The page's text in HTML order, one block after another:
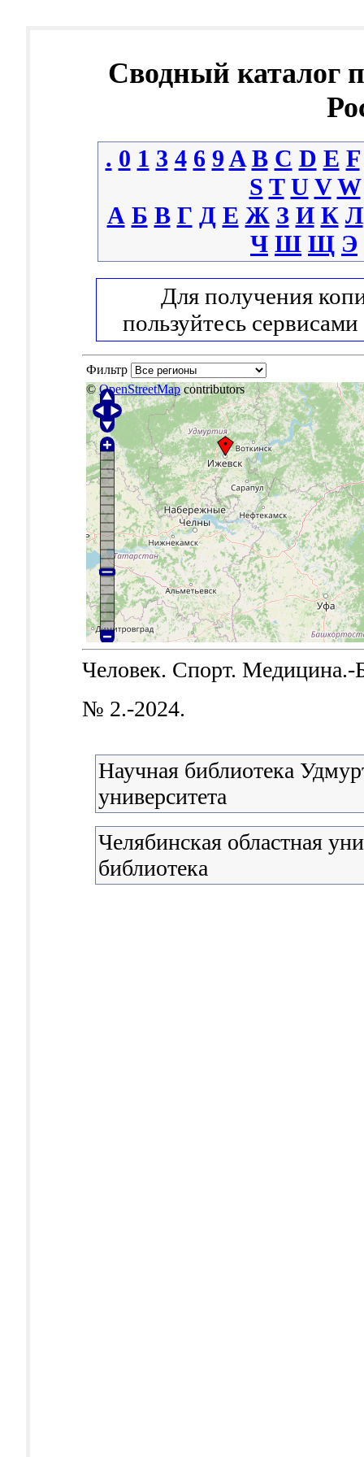
Сводный каталог
. 0 1 3 4 6 9 A B C D E F
S T U V W
А Б В Г Д Е Ж З И К Л
Ч Ш Щ Э
Для получения
пользуйтесь сервисами
Фильтр
©OpenStreetMapcontributors
Человек. Спорт.
№ 2.-2024.
Научная библиотека
университета
Челябинская областная
библиотека